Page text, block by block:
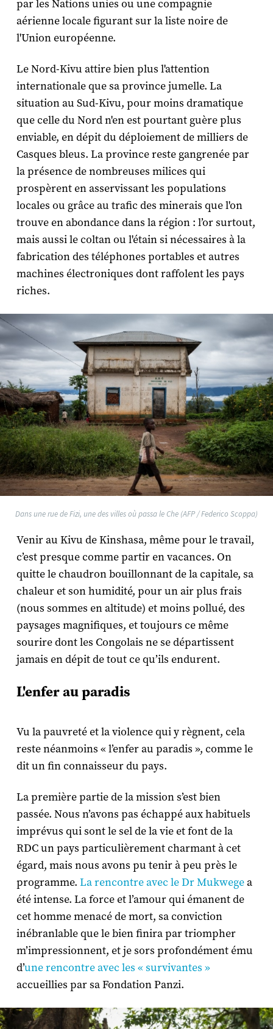
par les Nations unies ou une compagnie
aérienne locale figurant sur la liste noire de
l'Union européenne.
Le Nord-Kivu attire bien plus l'attention
internationale que sa province jumelle. La
situation au Sud-Kivu, pour moins dramatique
que celle du Nord n'en est pourtant guère plus
enviable, en dépit du déploiement de milliers de
Casques bleus. La province reste gangrenée par
la présence de nombreuses milices qui
prospèrent en asservissant les populations
locales ou grâce au trafic des minerais que l'on
trouve en abondance dans la région : l’or surtout,
mais aussi le coltan ou l'étain si nécessaires à la
fabrication des téléphones portables et autres
machines électroniques dont raffolent les pays
riches.
Dans une rue de Fizi, une des villes où passa le Che (AFP / Federico Scoppa)
Venir au Kivu de Kinshasa, même pour le travail,
c’est presque comme partir en vacances. On
quitte le chaudron bouillonnant de la capitale, sa
chaleur et son humidité, pour un air plus frais
(nous sommes en altitude) et moins pollué, des
paysages magnifiques, et toujours ce même
sourire dont les Congolais ne se départissent
jamais en dépit de tout ce qu’ils endurent.
L'enfer au paradis
Vu la pauvreté et la violence qui y règnent, cela
reste néanmoins « l’enfer au paradis », comme le
dit un fin connaisseur du pays.
La première partie de la mission s’est bien
passée. Nous n’avons pas échappé aux habituels
imprévus qui sont le sel de la vie et font de la
RDC un pays particulièrement charmant à cet
égard, mais nous avons pu tenir à peu près le
programme. La rencontre avec le Dr Mukwegea
été intense. La force et l’amour qui émanent de
cet homme menacé de mort, sa conviction
inébranlable que le bien finira par triompher
m’impressionnent, et je sors profondément ému
d’une rencontre avec les « survivantes »
accueillies par sa Fondation Panzi.